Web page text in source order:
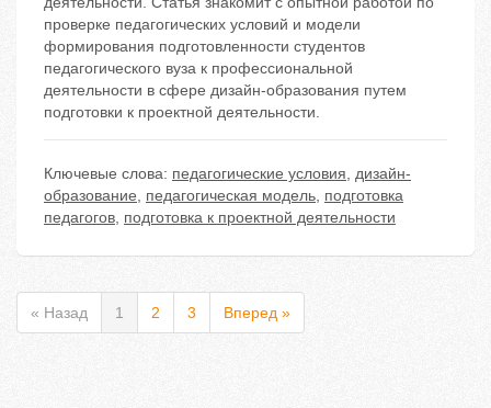
проверке педагогических условий и модели
формирования подготовленности студентов
педагогического вуза к профессиональной
деятельности в сфере дизайн-образования путем
подготовки к проектной деятельности.
Ключевые слова: педагогические условия, дизайн-
образование, педагогическая модель, подготовка
педагогов, подготовка к проектной деятельности
« Назад 1 2 3 Вперед »